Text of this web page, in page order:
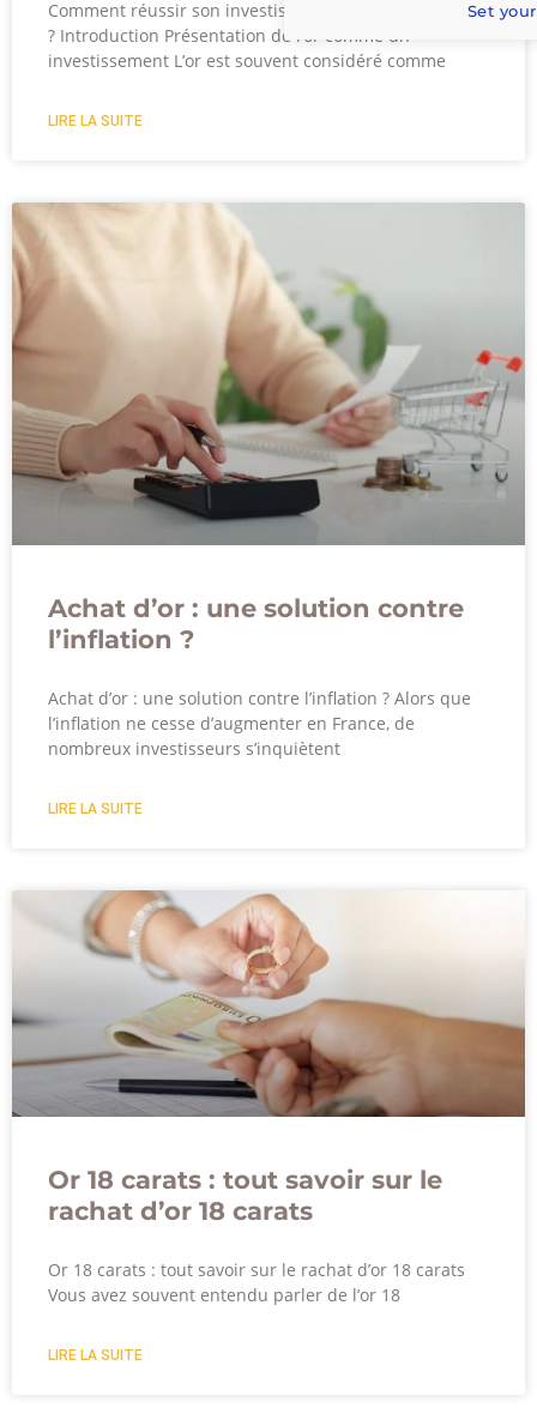
Comment réussir son investissement dans l’or en 2026
? Introduction Présentation de l’or comme un
investissement L’or est souvent considéré comme
LIRE LA SUITE
Achat d’or : une solution contre
l’inflation ?
Achat d’or : une solution contre l’inflation ? Alors que
l’inflation ne cesse d’augmenter en France, de
nombreux investisseurs s’inquiètent
LIRE LA SUITE
Or 18 carats : tout savoir sur le
rachat d’or 18 carats
Or 18 carats : tout savoir sur le rachat d’or 18 carats
Vous avez souvent entendu parler de l’or 18
LIRE LA SUITE
Set